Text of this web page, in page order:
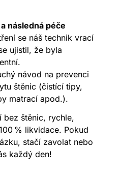
následná péče
se náš technik vrací
ujistil, že byla
návod na prevenci
štěnic (čistící tipy,
matrací apod.).
bez štěnic, rychle,
% likvidace. Pokud
stačí zavolat nebo
každý den!